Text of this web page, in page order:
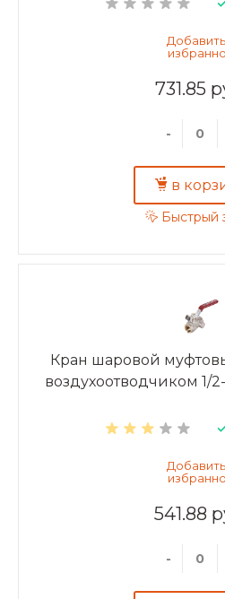
731.85
-
в
Быстрый
Кран шаровой
воздухоотводчиком 1/2-
541.88
-